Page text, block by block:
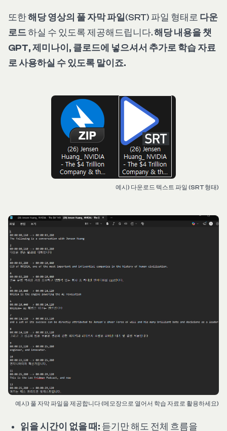
또한해당 영상의 풀 자막 파일(SRT) 파일 형태로 다운
로드하실 수 있도록 제공해드립니다.해당 내용을 챗
GPT, 제미나이, 클로드에 넣으셔서 추가로 학습 자료
로 사용하실 수 있도록 말이죠.
예시) 다운로드 텍스트 파일 (SRT 형태)
예시) 풀 자막 파일을 제공합니다 (메모장으로 열어서 학습 자료로 활용하세요)
읽을 시간이 없을 때: 듣기만 해도 전체 흐름을